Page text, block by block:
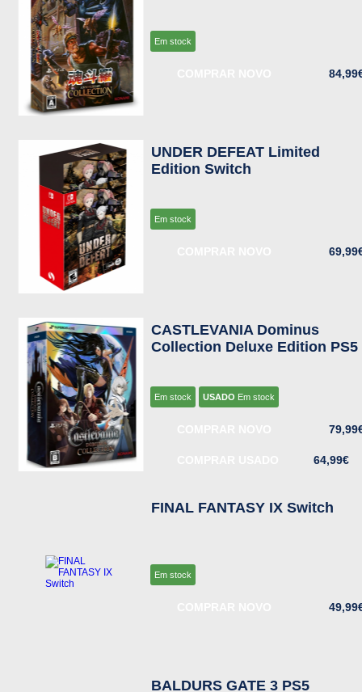
Em stock
UNDER DEFEAT Limited
Edition Switch
Em stock
CASTLEVANIA Dominus
Collection Deluxe Edition PS5
Em stock USADO Em stock
64,99€
FINAL FANTASY IX Switch
Em stock
BALDURS GATE 3 PS5